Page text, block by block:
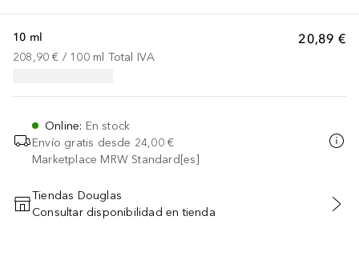
20,89 €
10 ml
208,90 € / 100 ml Total IVA
Online: En stock
Envío gratis desde 24,00 €
Marketplace MRW Standard[es]
AÑADIR AL CARRITO
Tiendas Douglas
Consultar disponibilidad en tienda